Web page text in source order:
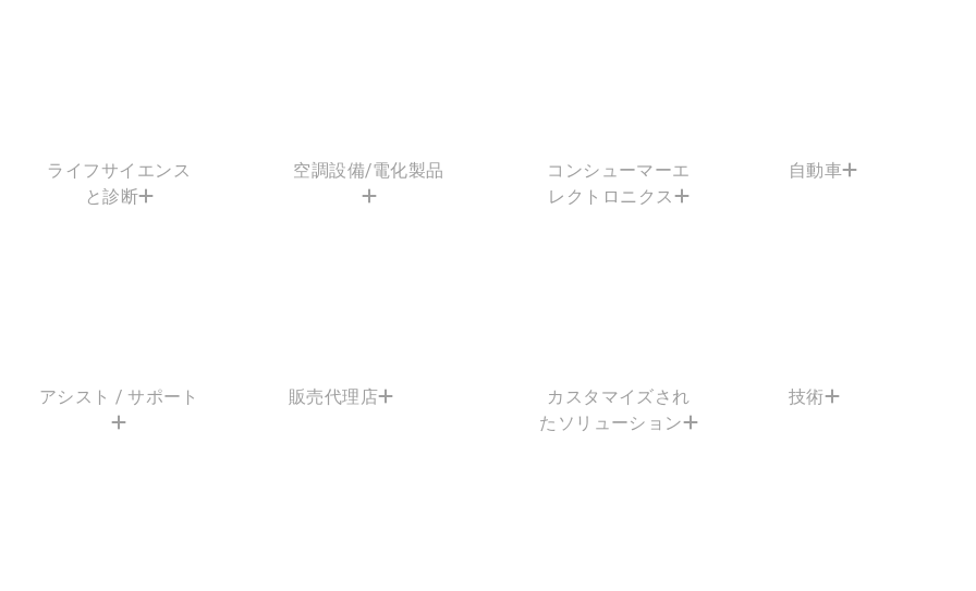
ライフサイエンス
と診断
空調設備/電化製品
コンシューマーエ
レクトロニクス
自動車
アシスト / サポート 販売代理店
カスタマイズされ
たソリューション
技術